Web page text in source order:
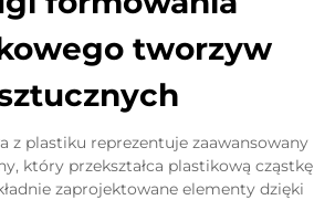
tworzyw
z plastiku reprezentuje zaawansowany
który przekształca plastikową cząstkę
zaprojektowane elementy dzięki